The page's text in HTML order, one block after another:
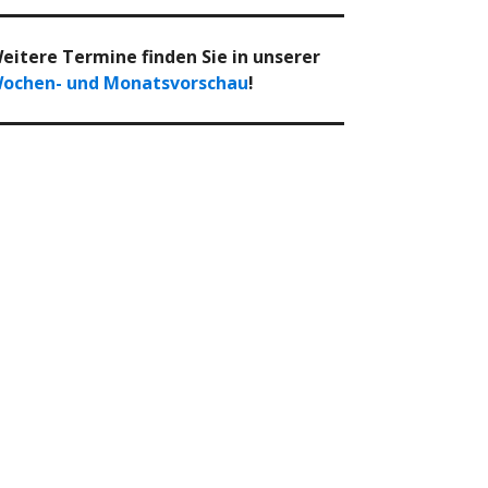
Termine finden Sie in unserer
und Monatsvorschau!